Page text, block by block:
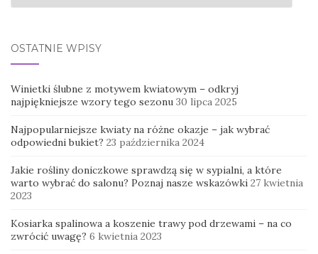
OSTATNIE WPISY
Winietki ślubne z motywem kwiatowym – odkryj
najpiękniejsze wzory tego sezonu 30 lipca 2025
Najpopularniejsze kwiaty na różne okazje – jak wybrać
odpowiedni bukiet? 23 października 2024
Jakie rośliny doniczkowe sprawdzą się w sypialni, a które
warto wybrać do salonu? Poznaj nasze wskazówki 27 kwietnia
2023
Kosiarka spalinowa a koszenie trawy pod drzewami – na co
zwrócić uwagę? 6 kwietnia 2023